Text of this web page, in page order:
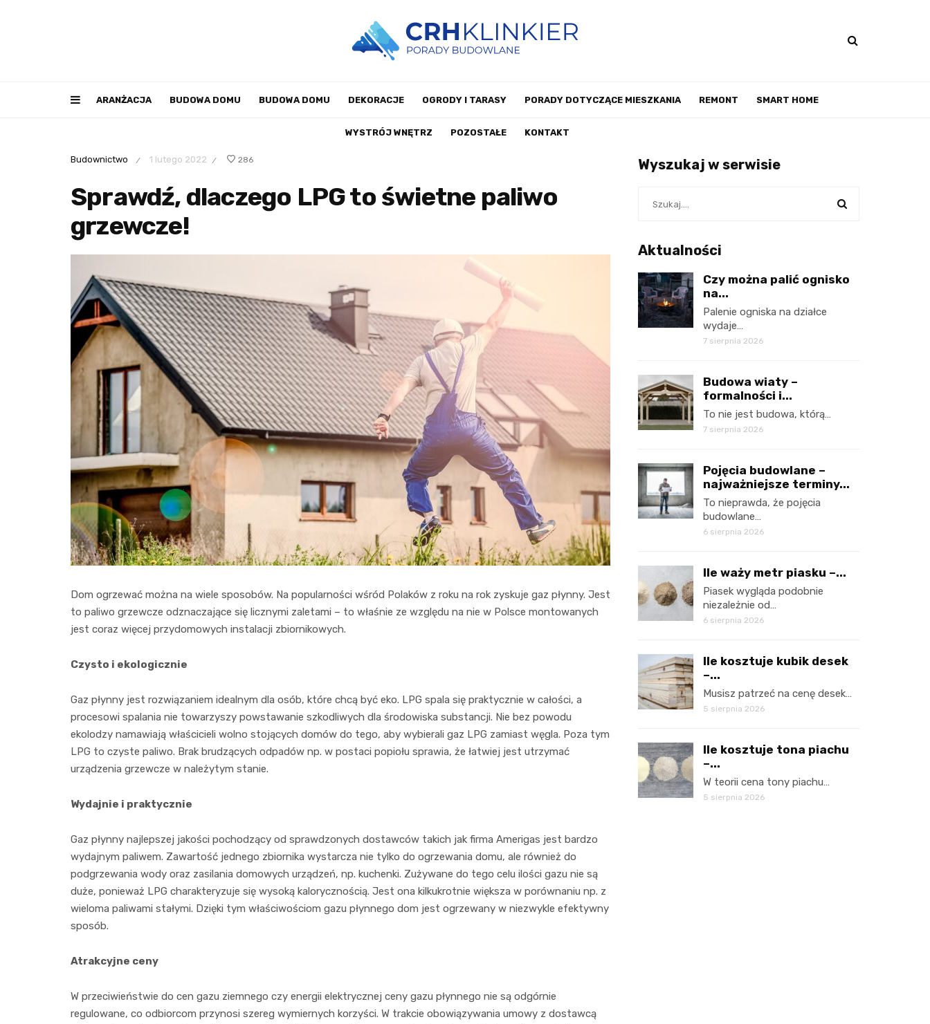
ARANŻACJA BUDOWA DOMU BUDOWA DOMU DEKORACJE OGRODY I TARASY PORADY DOTYCZĄCE MIESZKANIA REMONT SMART HOME
WYSTRÓJ WNĘTRZ POZOSTAŁE KONTAKT
Budownictwo / 1 lutego 2022 / 286
Sprawdź, dlaczego LPG to świetne paliwo
grzewcze!
Dom ogrzewać można na wiele sposobów. Na popularności wśród Polaków z roku na rok zyskuje gaz płynny. Jest
to paliwo grzewcze odznaczające się licznymi zaletami – to właśnie ze względu na nie w Polsce montowanych
jest coraz więcej przydomowych instalacji zbiornikowych.
Czysto i ekologicznie
Gaz płynny jest rozwiązaniem idealnym dla osób, które chcą być eko. LPG spala się praktycznie w całości, a
procesowi spalania nie towarzyszy powstawanie szkodliwych dla środowiska substancji. Nie bez powodu
ekolodzy namawiają właścicieli wolno stojących domów do tego, aby wybierali gaz LPG zamiast węgla. Poza tym
LPG to czyste paliwo. Brak brudzących odpadów np. w postaci popiołu sprawia, że łatwiej jest utrzymać
urządzenia grzewcze w należytym stanie.
Wydajnie i praktycznie
Gaz płynny najlepszej jakości pochodzący od sprawdzonych dostawców takich jak firma Amerigas jest bardzo
wydajnym paliwem. Zawartość jednego zbiornika wystarcza nie tylko do ogrzewania domu, ale również do
podgrzewania wody oraz zasilania domowych urządzeń, np. kuchenki. Zużywane do tego celu ilości gazu nie są
duże, ponieważ LPG charakteryzuje się wysoką kalorycznością. Jest ona kilkukrotnie większa w porównaniu np. z
wieloma paliwami stałymi. Dzięki tym właściwościom gazu płynnego dom jest ogrzewany w niezwykle efektywny
sposób.
Atrakcyjne ceny
W przeciwieństwie do cen gazu ziemnego czy energii elektrycznej ceny gazu płynnego nie są odgórnie
regulowane, co odbiorcom przynosi szereg wymiernych korzyści. W trakcie obowiązywania umowy z dostawcą
Wyszukaj w serwisie
Aktualności
Czy można palić ognisko
na...
Palenie ogniska na działce
wydaje…
7 sierpnia 2026
Budowa wiaty –
formalności i...
To nie jest budowa, którą…
7 sierpnia 2026
Pojęcia budowlane –
najważniejsze terminy...
To nieprawda, że pojęcia
budowlane…
6 sierpnia 2026
Ile waży metr piasku –...
Piasek wygląda podobnie
niezależnie od…
6 sierpnia 2026
Ile kosztuje kubik desek
–...
Musisz patrzeć na cenę desek…
5 sierpnia 2026
Ile kosztuje tona piachu
–...
W teorii cena tony piachu…
5 sierpnia 2026